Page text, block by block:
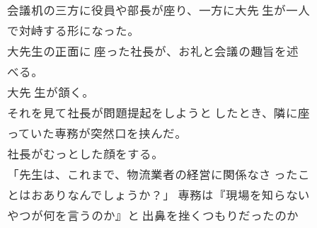
会議机の三方に役員や部長が座り、一方に大先 生が一人
で対峙する形になった。
大先生の正面に 座った社長が、お礼と会議の趣旨を述
べる。
大先 生が頷く。
それを見て社長が問題提起をしようと したとき、隣に座
っていた専務が突然口を挟んだ。
社長がむっとした顔をする。
「先生は、これまで、物流業者の経営に関係なさ ったこ
とはおありなんでしょうか？」 専務は『現場を知らない
やつが何を言うのか』と 出鼻を挫くつもりだったのか